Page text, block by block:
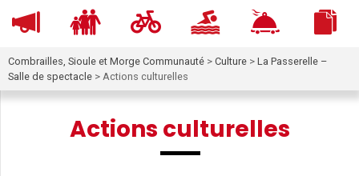
Combrailles, Sioule et Morge Communauté > Culture > La Passerelle –
Salle de spectacle > Actions culturelles
Actions culturelles